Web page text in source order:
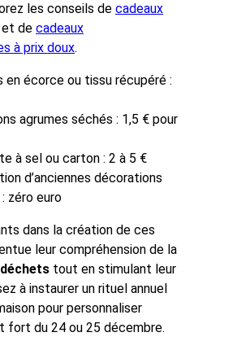
les conseils de cadeaux
et de cadeaux
à prix doux.
en écorce ou tissu récupéré :
agrumes séchés : 1,5 € pour
à sel ou carton : 2 à 5 €
d’anciennes décorations
zéro euro
dans la création de ces
leur compréhension de la
tout en stimulant leur
à instaurer un rituel annuel
pour personnaliser
fort du 24 ou 25 décembre.